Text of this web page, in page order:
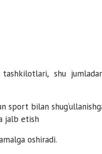
shu
sport bilan
jalb etish
oshiradi.